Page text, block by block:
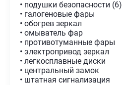
• подушки безопасности (6)
• галогеновые фары
• обогрев зеркал
• омыватель фар
• противотуманные фары
• электропривод зеркал
• легкосплавные диски
• центральный замок
• штатная сигнализация